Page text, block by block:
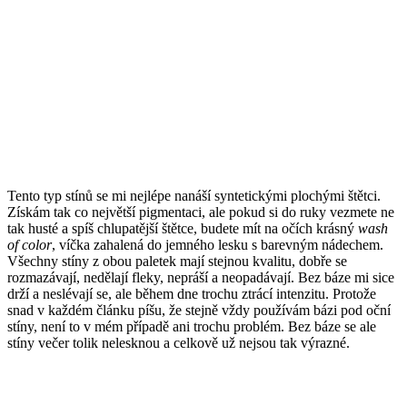
Tento typ stínů se mi nejlépe nanáší syntetickými plochými štětci.
Získám tak co největší pigmentaci, ale pokud si do ruky vezmete ne
tak husté a spíš chlupatější štětce, budete mít na očích krásný wash
of color, víčka zahalená do jemného lesku s barevným nádechem.
Všechny stíny z obou paletek mají stejnou kvalitu, dobře se
rozmazávají, nedělají fleky, nepráší a neopadávají. Bez báze mi sice
drží a neslévají se, ale během dne trochu ztrácí intenzitu. Protože
snad v každém článku píšu, že stejně vždy používám bázi pod oční
stíny, není to v mém případě ani trochu problém. Bez báze se ale
stíny večer tolik nelesknou a celkově už nejsou tak výrazné.